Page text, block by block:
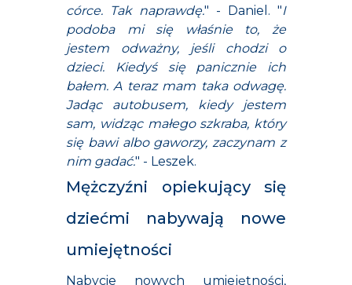
córce. Tak naprawdę." - Daniel. "I
podoba mi się właśnie to, że
jestem odważny, jeśli chodzi o
dzieci. Kiedyś się panicznie ich
bałem. A teraz mam taka odwagę.
Jadąc autobusem, kiedy jestem
sam, widząc małego szkraba, który
się bawi albo gaworzy, zaczynam z
nim gadać." - Leszek.
Mężczyźni opiekujący się
dziećmi nabywają nowe
umiejętności
Nabycie nowych umiejętności,